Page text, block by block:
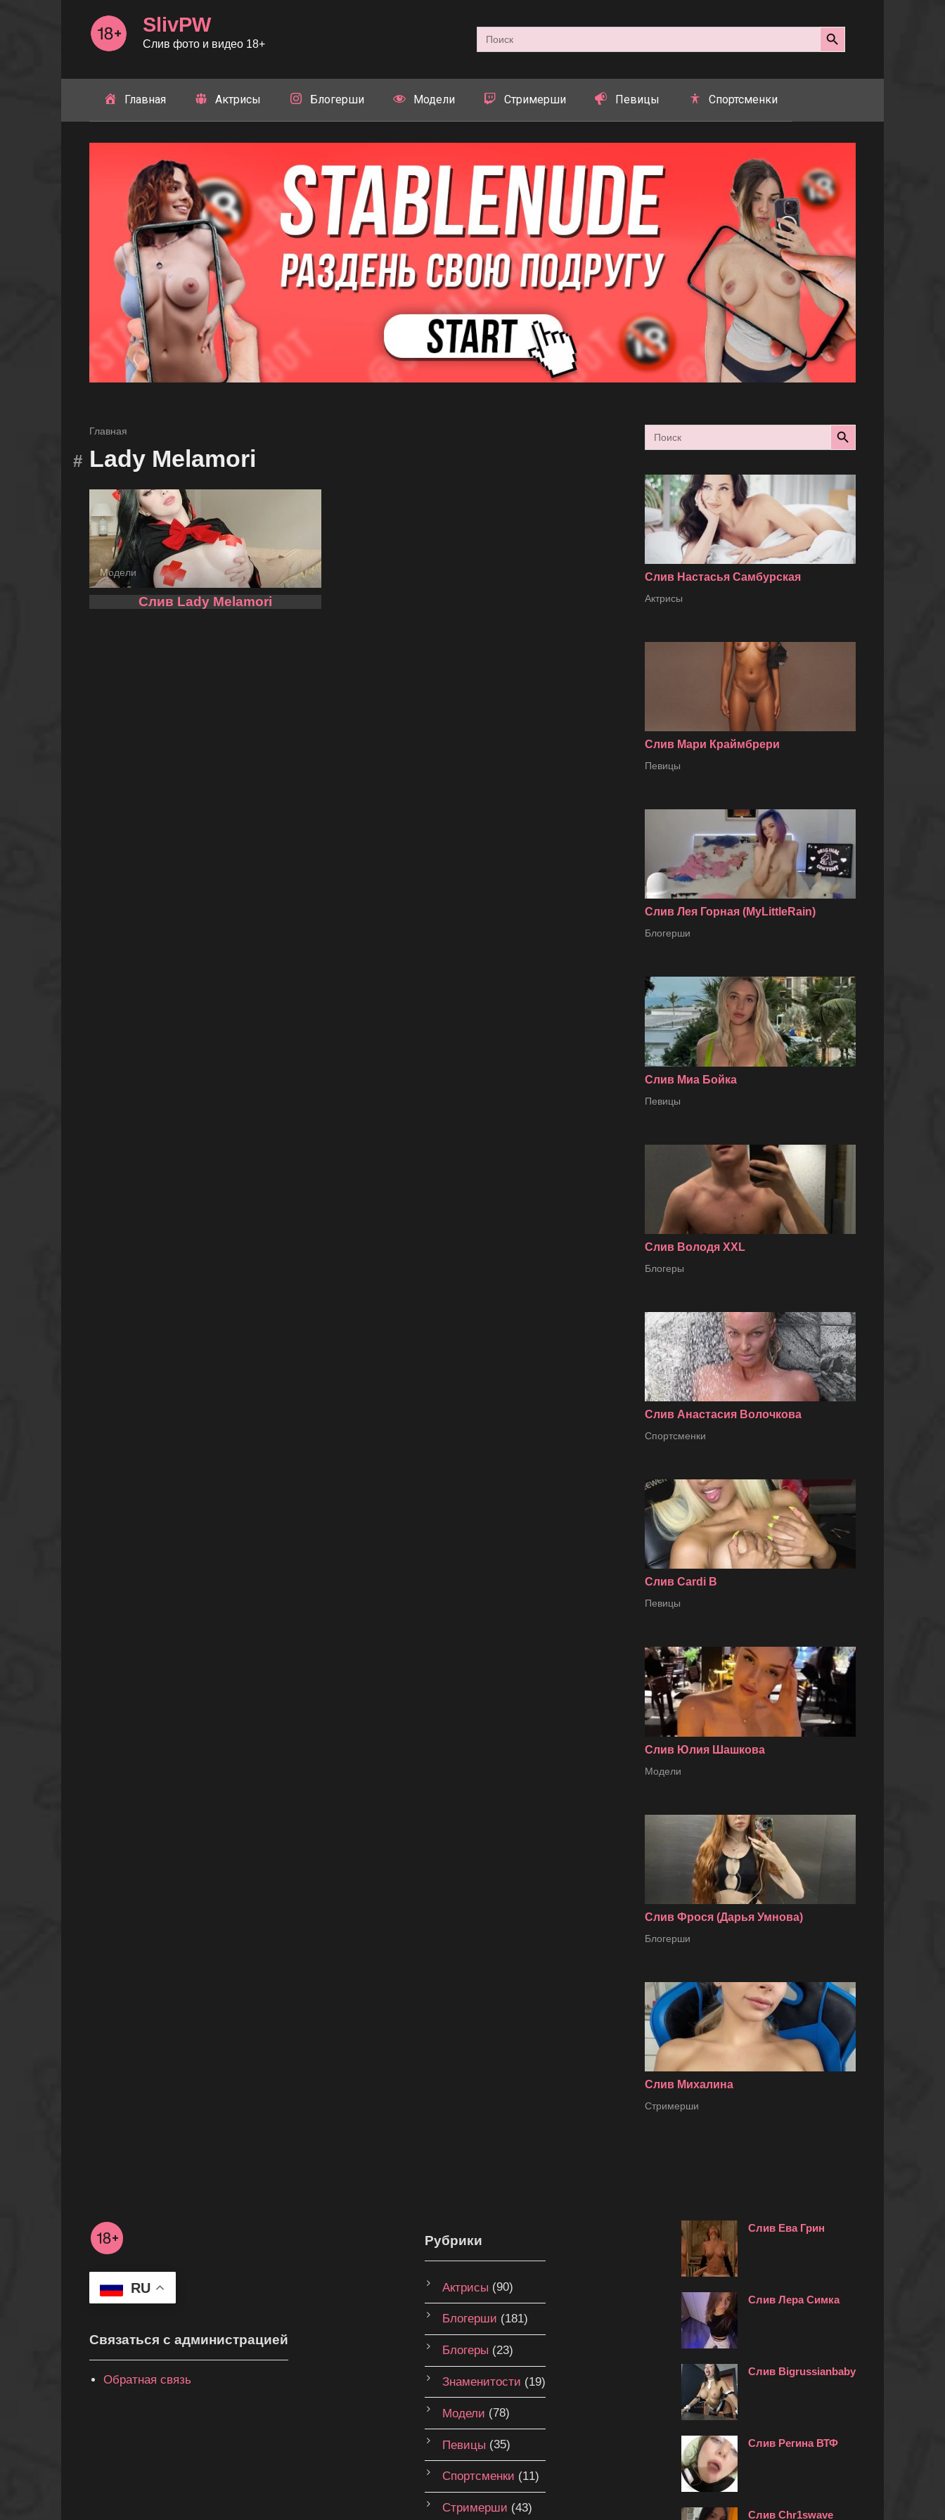
SlivPW
Слив фото и видео 18+
Search
for:
Search Button
Главная Актрисы Блогерши Модели Стримерши Певицы Спортсменки
Главная
Lady Melamori
Модели
Слив Lady Melamori
Search
for:
Search Button
Слив Настасья Самбурская
Актрисы
Слив Мари Краймбрери
Певицы
Слив Лея Горная (MyLittleRain)
Блогерши
Слив Миа Бойка
Певицы
Слив Володя XXL
Блогеры
Слив Анастасия Волочкова
Спортсменки
Слив Cardi B
Певицы
Слив Юлия Шашкова
Модели
Слив Фрося (Дарья Умнова)
Блогерши
Слив Михалина
Стримерши
RU
Связаться с администрацией
Обратная связь
Рубрики
Актрисы (90)
Блогерши (181)
Блогеры (23)
Знаменитости (19)
Модели (78)
Певицы (35)
Спортсменки (11)
Стримерши (43)
Слив Ева Грин
Слив Лера Симка
Слив Bigrussianbaby
Слив Регина ВТФ
Слив Chr1swave